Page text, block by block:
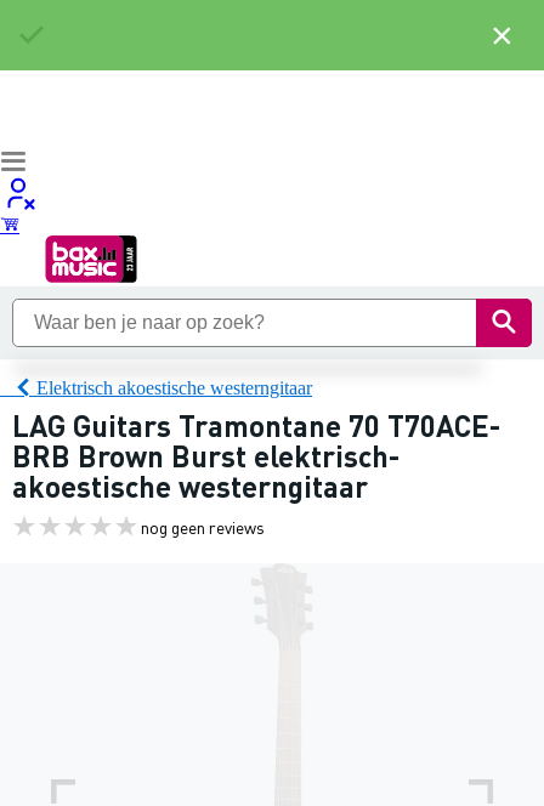
Elektrisch akoestische westerngitaar
LAG Guitars Tramontane 70 T70ACE-
BRB Brown Burst elektrisch-
akoestische westerngitaar
nog geen reviews
×